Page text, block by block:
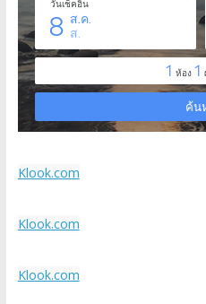
Klook.com
Klook.com
Klook.com